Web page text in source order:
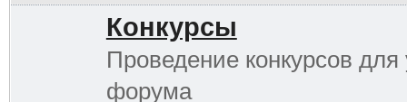
Конкурсы
Проведение конкурсов для
форума